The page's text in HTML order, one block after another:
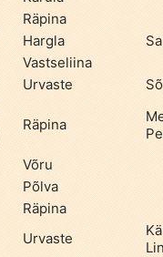
Räpina
Hargla
Vastseliina
Urvaste
Räpina
Võru
Põlva
Räpina
Urvaste